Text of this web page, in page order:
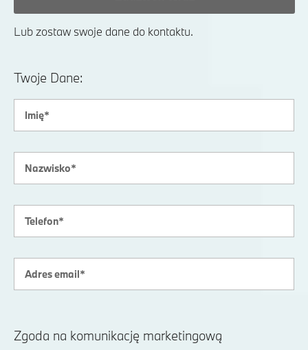
Lub zostaw swoje dane do kontaktu.
Twoje Dane:
Zgoda na komunikację marketingową